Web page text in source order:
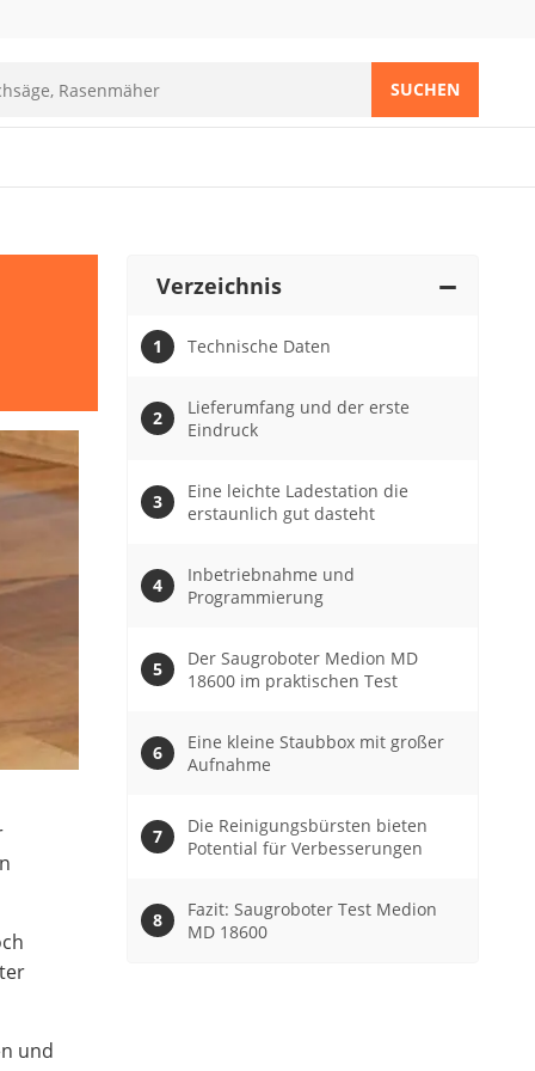
SUCHEN
und
Verzeichnis
Technische Daten
Lieferumfang und der erste
Eindruck
Eine leichte Ladestation die
erstaunlich gut dasteht
Inbetriebnahme und
Programmierung
Der Saugroboter Medion MD
18600 im praktischen Test
Eine kleine Staubbox mit großer
Aufnahme
Die Reinigungsbürsten bieten
Potential für Verbesserungen
Fazit: Saugroboter Test Medion
MD 18600